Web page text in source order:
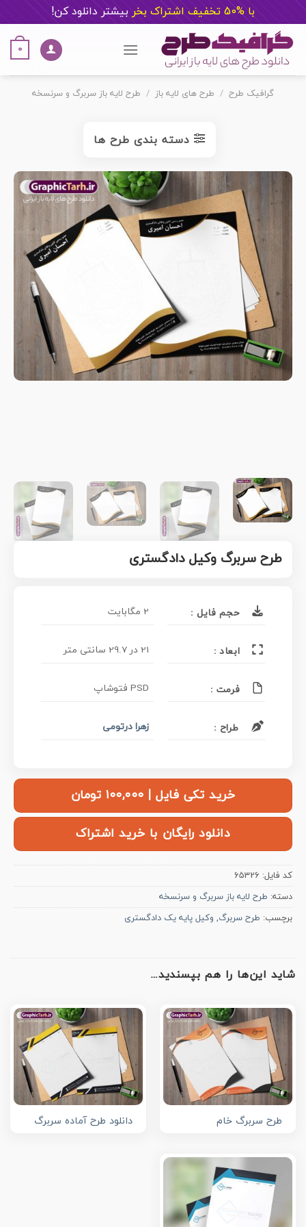
با %50 تخفیف اشتراک بخر بیشتر دانلود کن!
content
0
گرافیک طرح / طرح های لایه باز / طرح لایه باز سربرگ و سرنسخه
دسته بندی طرح ها
طرح سربرگ وکیل دادگستری
حجم فایل : 2 مگابایت
ابعاد : 21 در 29.7 سانتی متر
فرمت : PSD فتوشاپ
طراح : زهرا درتومی
خرید تکی فایل | ۱۰۰,۰۰۰ تومان
دانلود رایگان با خرید اشتراک
کد فایل: 65326
دسته: طرح لایه باز سربرگ و سرنسخه
برچسب: طرح سربرگ, وکیل پایه یک دادگستری
شاید این‌ها را هم بپسندید…
طرح سربرگ خام دانلود طرح آماده سربرگ